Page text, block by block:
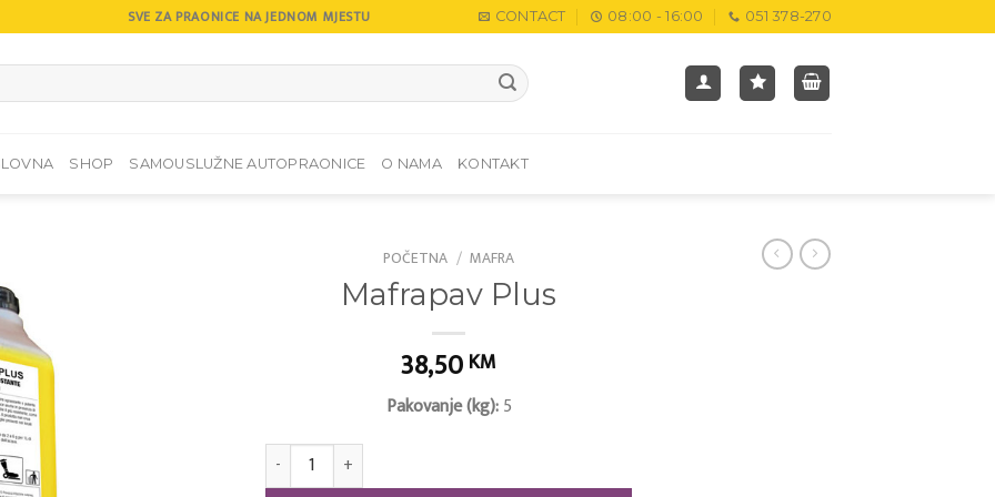
SVE ZA PRAONICE NA JEDNOM MJESTU CONTACT 08:00 - 16:00 051 378-270
SHOP SAMOUSLUŽNE AUTOPRAONICE O NAMA KONTAKT
POČETNA / MAFRA
Mafrapav Plus
38,50 KM
Pakovanje (kg):5
Mafrapav Plus količina